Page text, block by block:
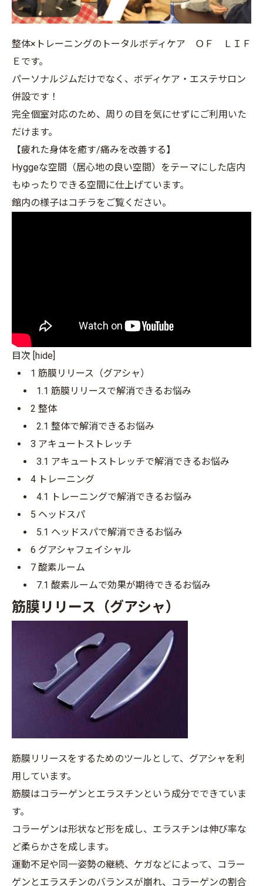
整体×トレーニングのトータルボディケア ＯＦ ＬＩＦ
Ｅです。
パーソナルジムだけでなく、ボディケア・エステサロン
併設です！
完全個室対応のため、周りの目を気にせずにご利用いた
だけます。
【疲れた身体を癒す/痛みを改善する】
Hyggeな空間（居心地の良い空間）をテーマにした店内
もゆったりできる空間に仕上げています。
館内の様子はコチラをご覧ください。
目次 [hide]
1 筋膜リリース（グアシャ）
1.1 筋膜リリースで解消できるお悩み
2 整体
2.1 整体で解消できるお悩み
3 アキュートストレッチ
3.1 アキュートストレッチで解消できるお悩み
4トレーニング
4.1 トレーニングで解消できるお悩み
5 ヘッドスパ
5.1 ヘッドスパで解消できるお悩み
6 グアシャフェイシャル
7酸素ルーム
7.1 酸素ルームで効果が期待できるお悩み
筋膜リリース（グアシャ）
筋膜リリースをするためのツールとして、グアシャを利
用しています。
筋膜はコラーゲンとエラスチンという成分でできていま
す。
コラーゲンは形状など形を成し、エラスチンは伸び率な
ど柔らかさを成します。
運動不足や同一姿勢の継続、ケガなどによって、コラー
ゲンとエラスチンのバランスが崩れ、コラーゲンの割合